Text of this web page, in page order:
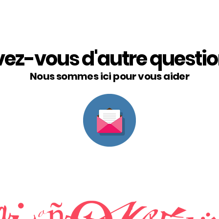
vous d'autre
Nous sommes ici pour vous aider